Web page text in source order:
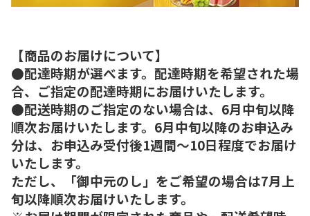
【商品のお届けについて】
●配達時期が選べます。配達時期を希望された場
合、ご指定の配達時期にお届けいたします。
●配送時期のご指定のない場合は、6月中旬以降
順次お届けいたします。6月中旬以降のお申込み
分は、お申込み受付後1週間～10日程度でお届け
いたします。
ただし、「御中元のし」をご希望の場合は7月上
旬以降順次お届けいたします。